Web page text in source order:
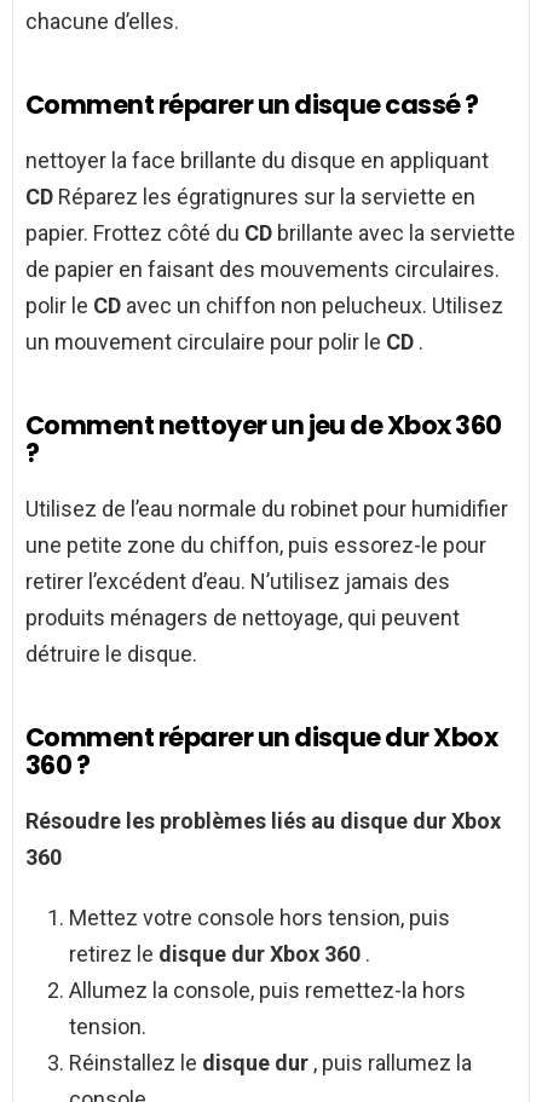
chacune d’elles.
Comment réparer un disque cassé ?
nettoyer la face brillante du disque en appliquant
CD Réparez les égratignures sur la serviette en
papier. Frottez côté du CD brillante avec la serviette
de papier en faisant des mouvements circulaires.
polir le CD avec un chiffon non pelucheux. Utilisez
un mouvement circulaire pour polir le CD .
Comment nettoyer un jeu de Xbox 360
?
Utilisez de l’eau normale du robinet pour humidifier
une petite zone du chiffon, puis essorez-le pour
retirer l’excédent d’eau. N’utilisez jamais des
produits ménagers de nettoyage, qui peuvent
détruire le disque.
Comment réparer un disque dur Xbox
360 ?
Résoudre les problèmes liés au disque dur Xbox
360
Mettez votre console hors tension, puis
retirez le disque dur Xbox 360 .
Allumez la console, puis remettez-la hors
tension.
Réinstallez le disque dur , puis rallumez la